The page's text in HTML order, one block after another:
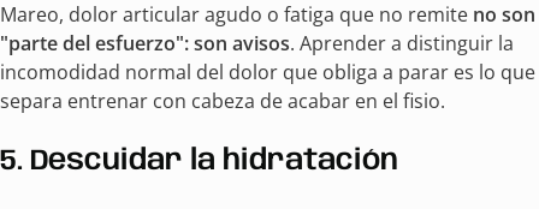
Mareo, dolor articular agudo o fatiga que no remite no son
"parte del esfuerzo": son avisos. Aprender a distinguir la
incomodidad normal del dolor que obliga a parar es lo que
separa entrenar con cabeza de acabar en el fisio.
5. Descuidar la hidratación